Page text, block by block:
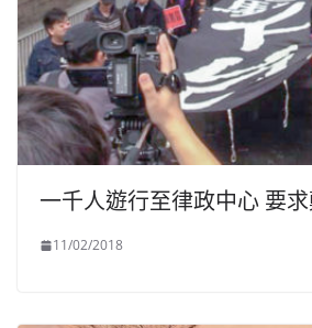
一千人遊行至律政中心 要
11/02/2018